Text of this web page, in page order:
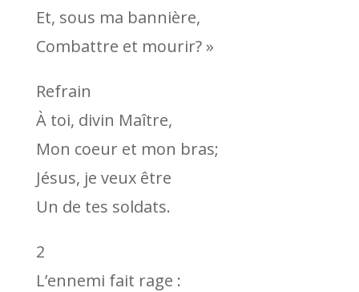
Et, sous ma bannière,
Combattre et mourir? »
Refrain
À toi, divin Maître,
Mon coeur et mon bras;
Jésus, je veux être
Un de tes soldats.
2
L’ennemi fait rage :